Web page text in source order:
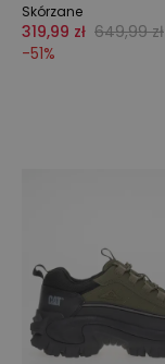
Skórzane
319,99 zł 649,99 zł
-51%